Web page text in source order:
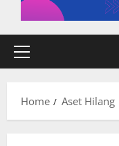
Primary
Home Aset Hilang